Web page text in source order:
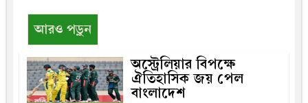
আরও পড়ুন
অস্ট্রেলিয়ার বিপক্ষে
ঐতিহাসিক জয় পেল
বাংলাদেশ